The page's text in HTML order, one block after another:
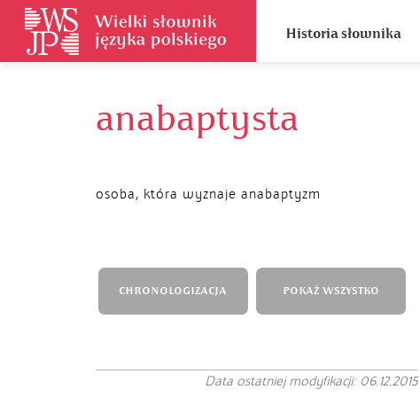
Historia słownika
anabaptysta
osoba, która wyznaje anabaptyzm
CHRONOLOGIZACJA POKAŻ WSZYSTKO
Data ostatniej modyfikacji: 06.12.2015